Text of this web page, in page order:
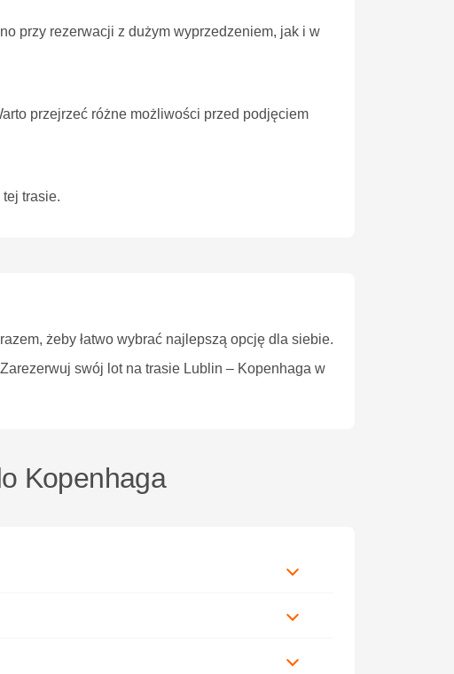
przy rezerwacji z dużym wyprzedzeniem, jak i w
przejrzeć różne możliwości przed podjęciem
trasie.
żeby łatwo wybrać najlepszą opcję dla siebie.
Zarezerwuj swój lot na trasie Lublin – Kopenhaga w
Kopenhaga